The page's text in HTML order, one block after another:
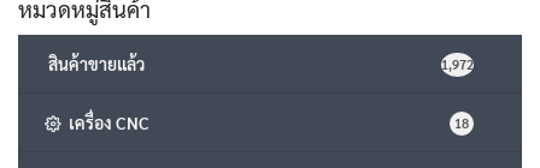
หมวดหมู่สินค้า
สินค้าขายแล้ว 1,972
เครื่อง CNC 18